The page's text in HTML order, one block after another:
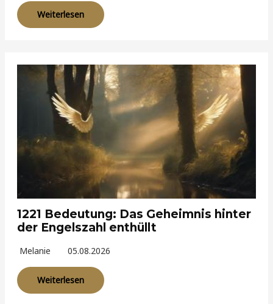
Weiterlesen
1221 Bedeutung: Das Geheimnis hinter
der Engelszahl enthüllt
Melanie 05.08.2026
Weiterlesen